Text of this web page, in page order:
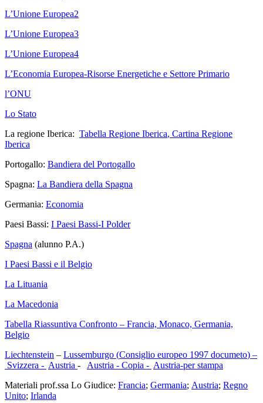
L’Unione Europea2
L’Unione Europea3
L’Unione Europea4
L’Economia Europea-Risorse Energetiche e Settore Primario
l’ONU
Lo Stato
La regione Iberica: Tabella Regione Iberica, Cartina Regione
Iberica
Portogallo: Bandiera del Portogallo
Spagna: La Bandiera della Spagna
Germania: Economia
Paesi Bassi: I Paesi Bassi-I Polder
Spagna (alunno P.A.)
I Paesi Bassi e il Belgio
La Lituania
La Macedonia
Tabella Riassuntiva Confronto – Francia, Monaco, Germania,
Belgio
Liechtenstein – Lussemburgo (Consiglio europeo 1997 documeto) –
Svizzera - Austria - Austria - Copia - Austria-per stampa
Materiali prof.ssa Lo Giudice: Francia; Germania; Austria; Regno
Unito; Irlanda